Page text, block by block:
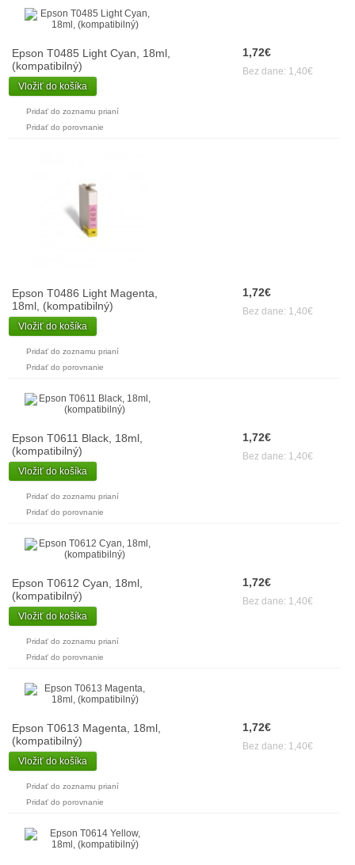
Epson T0485 Light Cyan, 18ml,
(kompatibilný)
1,72€
Bez dane: 1,40€
Vložiť do košíka
Pridať do zoznamu prianí
Pridať do porovnanie
Epson T0486 Light Magenta,
18ml, (kompatibilný)
1,72€
Bez dane: 1,40€
Vložiť do košíka
Pridať do zoznamu prianí
Pridať do porovnanie
Epson T0611 Black, 18ml,
(kompatibilný)
1,72€
Bez dane: 1,40€
Vložiť do košíka
Pridať do zoznamu prianí
Pridať do porovnanie
Epson T0612 Cyan, 18ml,
(kompatibilný)
1,72€
Bez dane: 1,40€
Vložiť do košíka
Pridať do zoznamu prianí
Pridať do porovnanie
Epson T0613 Magenta, 18ml,
(kompatibilný)
1,72€
Bez dane: 1,40€
Vložiť do košíka
Pridať do zoznamu prianí
Pridať do porovnanie